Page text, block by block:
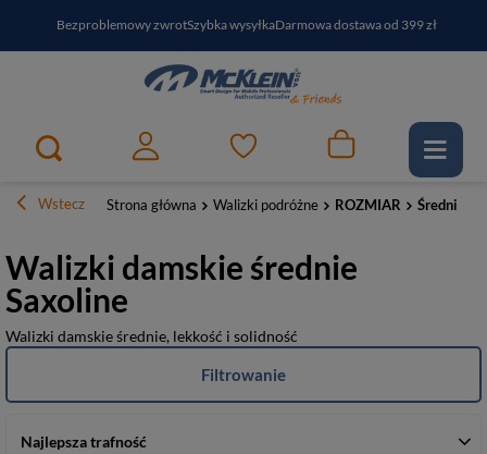
Bezproblemowy zwrotSzybka wysyłkaDarmowa dostawa od 399 zł
PayPo - kup i zapłać za30 dniZapisz się do newslettera i odbierz RABAT
Wstecz Strona główna Walizki podróżne ROZMIAR Średnie
Walizki damskie średnie
Saxoline
Walizki damskie średnie, lekkość i solidność
Najlepsza trafność
Filtrowanie